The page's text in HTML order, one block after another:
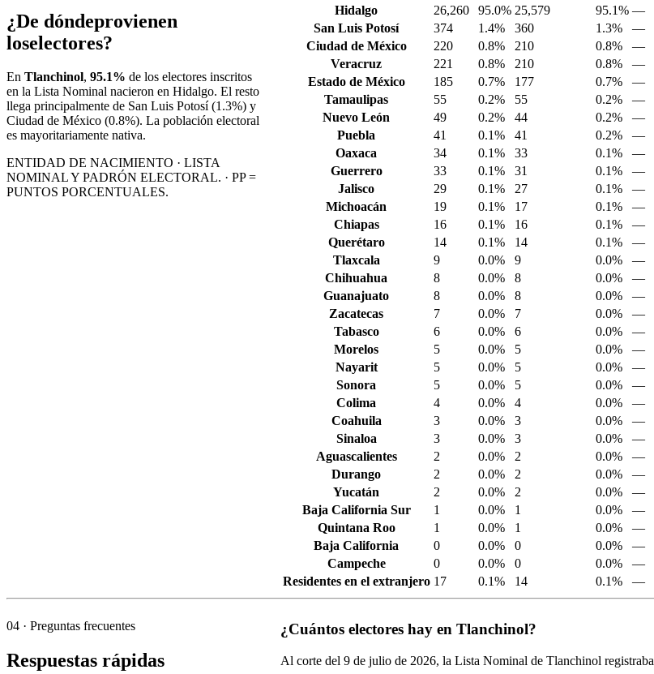
¿De dóndeprovienen
loselectores?
En Tlanchinol, 95.1% de los electores inscritos
en la Lista Nominal nacieron en Hidalgo. El resto
llega principalmente de San Luis Potosí (1.3%) y
Ciudad de México (0.8%). La población electoral
es mayoritariamente nativa.
ENTIDAD DE NACIMIENTO · LISTA
NOMINAL Y PADRÓN ELECTORAL. · PP =
PUNTOS PORCENTUALES.
Hidalgo
26,260 95.0% 25,579 95.1% —
San Luis Potosí
374 1.4% 360 1.3%
—
Ciudad de México
220 0.8% 210 0.8%
—
Veracruz
221 0.8% 210 0.8%
—
Estado de México
185 0.7% 177 0.7%
—
Tamaulipas
55 0.2% 55 0.2%
—
Nuevo León
49 0.2% 44 0.2%
—
Puebla
41 0.1% 41 0.2%
—
Oaxaca
34 0.1% 33 0.1%
—
Guerrero
33 0.1% 31 0.1%
—
Jalisco
29 0.1% 27 0.1%
—
Michoacán
19 0.1% 17 0.1%
—
Chiapas
16 0.1% 16 0.1%
—
Querétaro
14 0.1% 14 0.1%
—
Tlaxcala
9 0.0% 9 0.0%
—
Chihuahua
8 0.0% 8 0.0%
—
Guanajuato
8 0.0% 8 0.0%
—
Zacatecas
7 0.0% 7 0.0%
—
Tabasco
6 0.0% 6 0.0%
—
Morelos
5 0.0% 5 0.0%
—
Nayarit
5 0.0% 5 0.0%
—
Sonora
5 0.0% 5 0.0%
—
Colima
4 0.0% 4 0.0%
—
Coahuila
3 0.0% 3 0.0%
—
Sinaloa
3 0.0% 3 0.0%
—
Aguascalientes
2 0.0% 2 0.0%
—
Durango
2 0.0% 2 0.0%
—
Yucatán
2 0.0% 2 0.0%
—
Baja California Sur
1 0.0% 1 0.0%
—
Quintana Roo
1 0.0% 1 0.0%
—
Baja California
0 0.0% 0 0.0%
—
Campeche
0 0.0% 0 0.0%
—
Residentes en el extranjero 17 0.1% 14 0.1% —
04 · Preguntas frecuentes
Respuestas rápidas
¿Cuántos electores hay en Tlanchinol?
Al corte del 9de julio de 2026, la Lista Nominal de Tlanchinol registraba